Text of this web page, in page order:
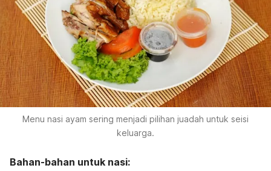
Menu nasi ayam sering menjadi pilihan juadah untuk seisi
keluarga.
Bahan-bahan untuk nasi: